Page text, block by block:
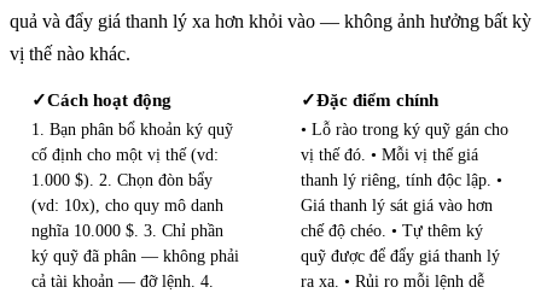
quả và đẩy giá thanh lý xa hơn khỏi vào — không ảnh hưởng bất kỳ
vị thế nào khác.
✓Cách hoạt động
1. Bạn phân bổ khoản ký quỹ
cố định cho một vị thế (vd:
1.000 $). 2. Chọn đòn bẩy
(vd: 10x), cho quy mô danh
nghĩa 10.000 $. 3. Chỉ phần
ký quỹ đã phân — không phải
cả tài khoản — đỡ lệnh. 4.
✓Đặc điểm chính
• Lỗ rào trong ký quỹ gán cho
vị thế đó. • Mỗi vị thế giá
thanh lý riêng, tính độc lập. •
Giá thanh lý sát giá vào hơn
chế độ chéo. • Tự thêm ký
quỹ được để đẩy giá thanh lý
ra xa. • Rủi ro mỗi lệnh dễ